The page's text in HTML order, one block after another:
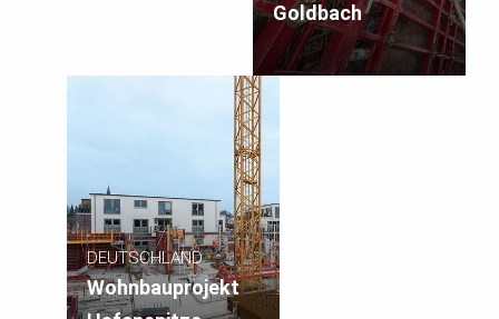
Goldbach
DEUTSCHLAND
Wohnbauprojekt